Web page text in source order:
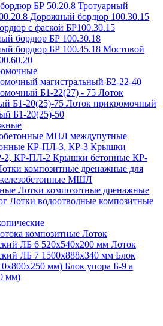
БР 50.20.8 Тротуарный
Дорожный бордюр 100.30.15
с фаской БР100.30.15
бордюр БР 100.30.18
бордюр БР 100.45.18 Мостовой
магистральный Б2-22-40
Б1-22(27) - 75 Лоток
Б1-20(25)-75 Лоток прикромочный
Б1-20(25)-50
МПЛ междупутные
КР-ПЛ-3, КР-3 Крышки
2, КР-ПЛ-2 Крышки бетонные КР-
композитные дренажные для
МШЛ
Лотки композитные дренажные
Лотки водоотводные композитные
композитные Лоток
ЛБ 6 520х540х200 мм Лоток
ЛБ 7 1500х888х340 мм Блок
мм) Блок упора Б-9 а
мм)